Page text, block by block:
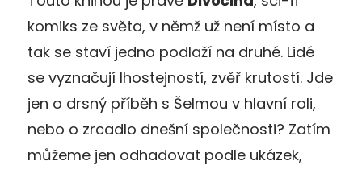
komiks ze světa, v němž už není místo a
tak se staví jedno podlaží na druhé. Lidé
se vyznačují lhostejností, zvěř krutostí. Jde
jen o drsný příběh s Šelmou v hlavní roli,
nebo o zrcadlo dnešní společnosti? Zatím
můžeme jen odhadovat podle ukázek,